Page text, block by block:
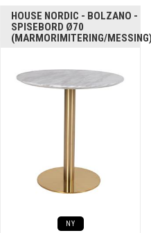
HOUSE NORDIC - BOLZANO -
SPISEBORD Ø70
(MARMORIMITERING/
NY